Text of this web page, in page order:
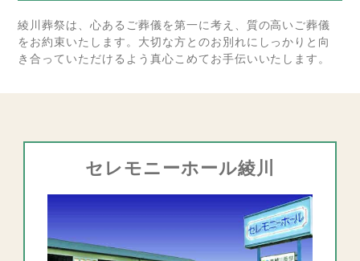
綾川葬祭は、心あるご葬儀を第一に考え、質の高いご葬儀
をお約束いたします。大切な方とのお別れにしっかりと向
き合っていただけるよう真心こめてお手伝いいたします。
セレモニーホール綾川